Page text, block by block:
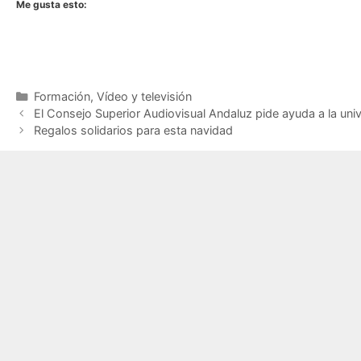
Me gusta esto:
Categorías
Formación, Vídeo y televisión
El Consejo Superior Audiovisual Andaluz pide ayuda a la
Regalos solidarios para esta navidad